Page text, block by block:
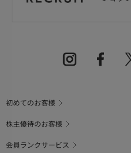
初めてのお客様
株主優待のお客様
会員ランクサービス